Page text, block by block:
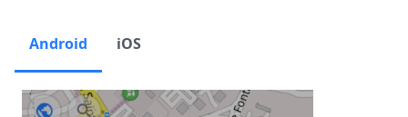
Android iOS